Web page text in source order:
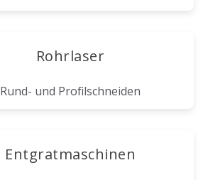
Rohrlaser
Rund- und Profilschneiden
Entgratmaschinen